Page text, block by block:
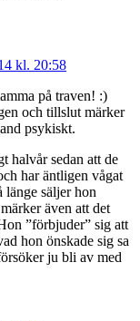
kl. 20:58
på traven! :)
och tillslut märker
psykiskt.
halvår sedan att de
har äntligen vågat
länge säljer hon
även att det
”förbjuder” sig att
hon önskade sig sa
ju bli av med